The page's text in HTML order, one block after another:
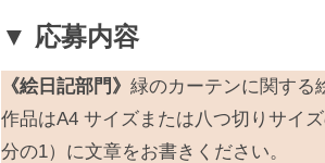
▼ 応募内容
《絵日記部門》 緑のカーテンに関する
作品はA4 サイズまたは八つ切りサイ
分の1）に文章をお書きください。